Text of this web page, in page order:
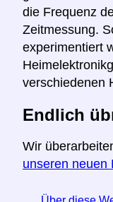
die Frequenz
Zeitmessung.
experimentiert
verschiedenen
Endlich
Wir
unseren neuen